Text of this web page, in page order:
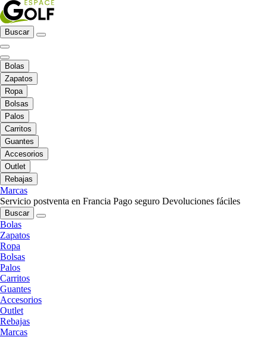
Buscar
Bolas
Zapatos
Ropa
Bolsas
Palos
Carritos
Guantes
Accesorios
Outlet
Rebajas
Marcas
Servicio postventa en Francia Pago seguro Devoluciones fáciles
Buscar
Bolas
Zapatos
Ropa
Bolsas
Palos
Carritos
Guantes
Accesorios
Outlet
Rebajas
Marcas